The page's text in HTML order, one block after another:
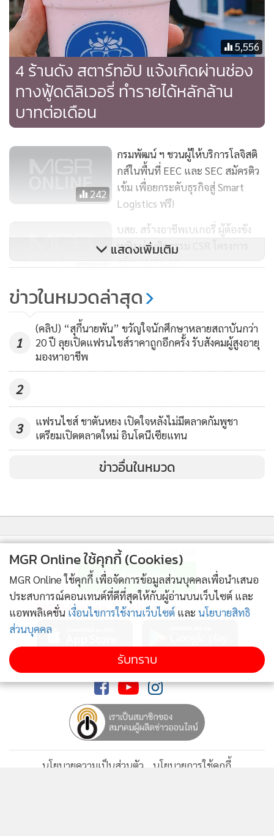
ทั้งนี้ พอทำร้านติดลม ตั้งใจว่าเปิดบริการเดลิเวอรี่อย่างเดียว เพราะ
ปี มีบริการแอปพลิเคชั่นสั่งและจัดส่งอาหาร เข้ามาให้บริการใน
ประเทศไทยหลายราย เกิดการแข่งขันกันอย่างรุนแรง ช่วยดันยอดขาย
อาหารในช่องทางออนไลน์เติบโตแบบก้าวกระโดด และทำให้เรามีตัว
เลือกมากขึ้น และส่งผลให้ยอดขายหมูปลาร้าติดลม ในช่วงนั้นมียอด
ขายสูงไปถึงวันละ 40,000 บาท ในบางสาขา อย่างสาขาลาดพร้าว ที่
อยู่ในช่วงของการสร้างรถไฟฟ้า การจราจรที่ติดขัด ทำให้คนไม่ออกมา
ถึงเดือนละ 900,000 บาท
5,556
4 ร้านดัง สตาร์ทอัป แจ้งเกิดผ่านช่อง
ทางฟู้ดดิลิเวอรี่ ทำรายได้หลักล้าน
บาทต่อเดือน
242
กรมพัฒน์ ฯ ชวนผู้ให้บริการโลจิสติ
กส์ในพื้นที่ EEC และ SEC สมัครติว
เข้ม เพื่อยกระดับธุรกิจสู่ Smart
Logistics ฟรี!
242
บสย. สร้างอาชีพเบเกอรี่ ผู้ต้องขัง
หญิง ผ่านกิจกรรม CSR โครงการ
สร้าง SMEs 4.0
864
เทคนิคสร้างยอดขายให้ปัง แบรนด์
ดังด้วย Storytelling
แสดงเพิ่มเติม
ข่าวในหมวดล่าสุด
1
(คลิป) “สุกี้นายพัน” ขวัญใจนักศึกษาหลายสถาบันกว่า
20 ปี ลุยเปิดแฟรนไชส์ราคาถูกอีกครั้ง รับสังคมผู้สูงอายุ
มองหาอาชีพ
2
3
แฟรนไชส์ ชาตันหยง เปิดใจหลังไม่มีตลาดกัมพูชา
เตรียมเปิดตลาดใหม่ อินโดนีเซียแทน
ข่าวอื่นในหมวด
ติดตามข่าวสารผ่านทาง LINE
MGR Online Application
ติดตาม MGR Online
นโยบายความเป็นส่วนตัว
นโยบายการใช้คุกกี้
MGR Online ใช้คุกกี้ (Cookies)
MGR Online ใช้คุกกี้ เพื่อจัดการข้อมูลส่วนบุคคลเพื่อนำเสนอ
ประสบการณ์คอนเทนต์ที่ดีที่สุดให้กับผู้อ่านบนเว็บไซต์ และ
แอพพลิเคชั่น เงื่อนไขการใช้งานเว็บไซต์ และ นโยบายสิทธิ
ส่วนบุคคล
รับทราบ